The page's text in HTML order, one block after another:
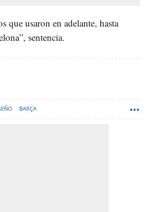
que usaron en adelante, hasta
sentencia.
BARÇA